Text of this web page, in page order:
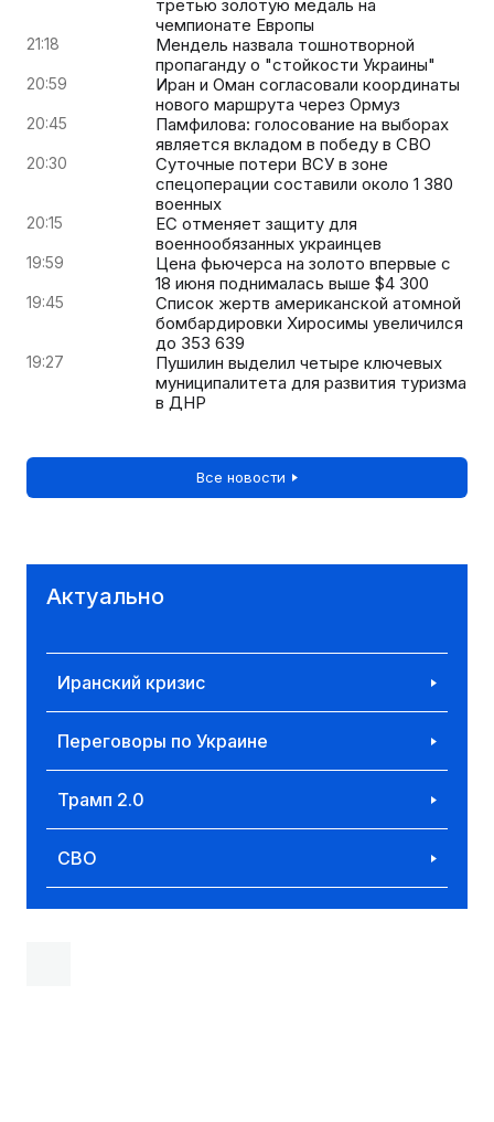
третью золотую медаль на
чемпионате Европы
21:18
Мендель назвала тошнотворной
пропаганду о "стойкости Украины"
20:59
Иран и Оман согласовали координаты
нового маршрута через Ормуз
20:45
Памфилова: голосование на выборах
является вкладом в победу в СВО
20:30
Суточные потери ВСУ в зоне
спецоперации составили около 1 380
военных
20:15
ЕС отменяет защиту для
военнообязанных украинцев
19:59
Цена фьючерса на золото впервые с
18 июня поднималась выше $4 300
19:45
Список жертв американской атомной
бомбардировки Хиросимы увеличился
до 353 639
19:27
Пушилин выделил четыре ключевых
муниципалитета для развития туризма
в ДНР
Все новости
Актуально
Иранский кризис
Переговоры по Украине
Трамп 2.0
СВО